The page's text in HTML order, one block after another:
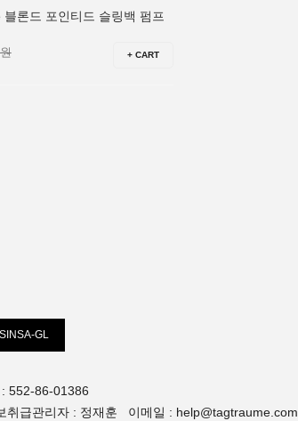
론드 포인티드 슬링백 펌프
+ CART
GL
552-86-01386
급관리자 : 정재훈 이메일 : help@tagtraume.com